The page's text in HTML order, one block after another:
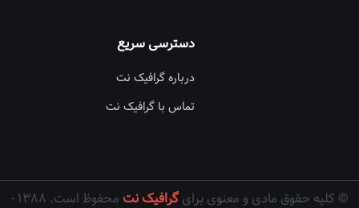
دسترسی سریع
درباره گرافیک نت
تماس با گرافیک نت
© کلیه حقوق مادی و معنوی برایگرافیک نت محفوظ است. ۱۳۸۸ -